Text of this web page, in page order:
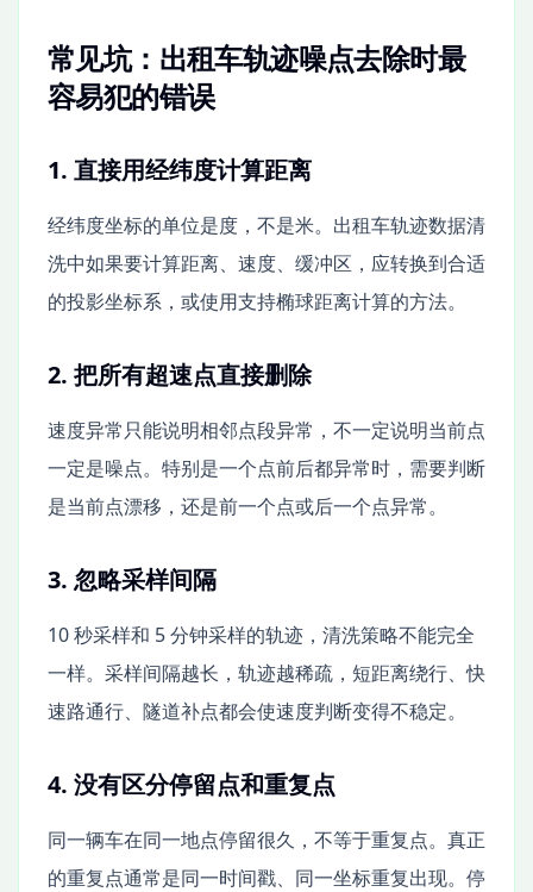
常见坑：出租车轨迹噪点去除时最
容易犯的错误
1. 直接用经纬度计算距离
经纬度坐标的单位是度，不是米。出租车轨迹数据清
洗中如果要计算距离、速度、缓冲区，应转换到合适
的投影坐标系，或使用支持椭球距离计算的方法。
2. 把所有超速点直接删除
速度异常只能说明相邻点段异常，不一定说明当前点
一定是噪点。特别是一个点前后都异常时，需要判断
是当前点漂移，还是前一个点或后一个点异常。
3. 忽略采样间隔
10 秒采样和 5 分钟采样的轨迹，清洗策略不能完全
一样。采样间隔越长，轨迹越稀疏，短距离绕行、快
速路通行、隧道补点都会使速度判断变得不稳定。
4. 没有区分停留点和重复点
同一辆车在同一地点停留很久，不等于重复点。真正
的重复点通常是同一时间戳、同一坐标重复出现。停